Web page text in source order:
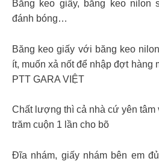
Băng keo giấy, băng keo nilon
đánh bóng…
Băng keo giấy với băng keo
ít, muốn xả nốt để nhập đợt hàng
PTT GARA VIỆT
Chất lượng thì cả nhà cứ yên tâm
trăm cuộn 1 lần cho bõ
Đĩa nhám, giấy nhám bên em